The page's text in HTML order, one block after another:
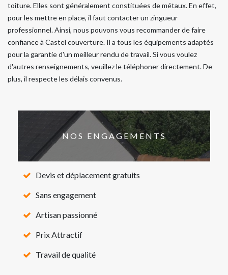
toiture. Elles sont généralement constituées de métaux. En effet,
pour les mettre en place, il faut contacter un zingueur
professionnel. Ainsi, nous pouvons vous recommander de faire
confiance à Castel couverture. Il a tous les équipements adaptés
pour la garantie d'un meilleur rendu de travail. Si vous voulez
d'autres renseignements, veuillez le téléphoner directement. De
plus, il respecte les délais convenus.
NOS ENGAGEMENTS
Devis et déplacement gratuits
Sans engagement
Artisan passionné
Prix Attractif
Travail de qualité